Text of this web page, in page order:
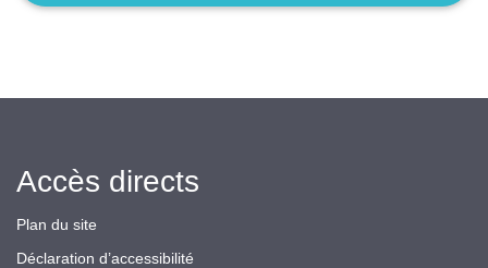
Accès directs
Plan du site
Déclaration d’accessibilité